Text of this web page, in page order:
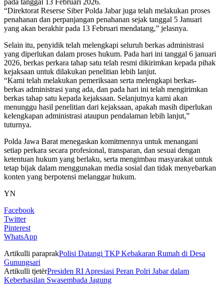
“Direktorat Reserse Siber Polda Jabar juga telah melakukan proses
penahanan dan perpanjangan penahanan sejak tanggal 5 Januari
yang akan berakhir pada 13 Februari mendatang,” jelasnya.
Selain itu, penyidik telah melengkapi seluruh berkas administrasi
yang diperlukan dalam proses hukum. Pada hari ini tanggal 6 januari
2026, berkas perkara tahap satu telah resmi dikirimkan kepada pihak
kejaksaan untuk dilakukan penelitian lebih lanjut.
“Kami telah melakukan pemeriksaan serta melengkapi berkas-
berkas administrasi yang ada, dan pada hari ini telah mengirimkan
berkas tahap satu kepada kejaksaan. Selanjutnya kami akan
menunggu hasil penelitian dari kejaksaan, apakah masih diperlukan
kelengkapan administrasi ataupun pendalaman lebih lanjut,”
tuturnya.
Polda Jawa Barat menegaskan komitmennya untuk menangani
setiap perkara secara profesional, transparan, dan sesuai dengan
ketentuan hukum yang berlaku, serta mengimbau masyarakat untuk
tetap bijak dalam menggunakan media sosial dan tidak menyebarkan
konten yang berpotensi melanggar hukum.
YN
Facebook
Twitter
Pinterest
WhatsApp
Artikulli paraprakPolisi Datangi TKP Kebakaran Rumah di Desa
Gunungsari
Artikulli tjetërPresiden RI Apresiasi Peran Polri Jabar dalam
Keberhasilan Swasembada Jagung